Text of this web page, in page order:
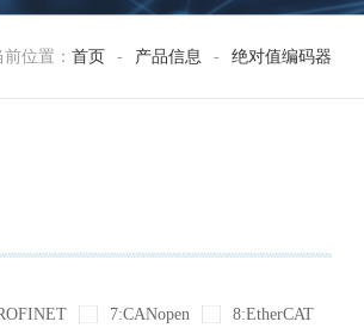
前位置：首页 - 产品信息 - 绝对值编码器
7:CANopen
8:EtherCAT